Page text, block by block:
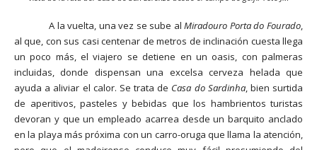
A la vuelta, una vez se sube alMiradouro Porta do Fourado,
al que, con sus casi centenar de metros de inclinación cuesta llega
un poco más, el viajero se detiene en un oasis, con palmeras
incluidas, donde dispensan una excelsa cerveza helada que
ayuda a aliviar el calor. Se trata de Casa do Sardinha, bien surtida
de aperitivos, pasteles y bebidas que los hambrientos turistas
devoran y que un empleado acarrea desde un barquito anclado
en la playa más próxima con un carro-oruga que llama la atención,